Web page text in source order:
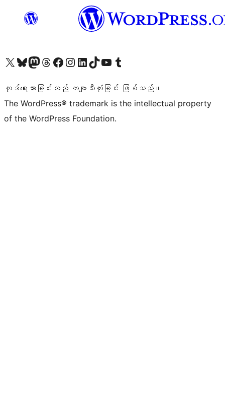
ကျွန်ုပ်တို့၏ X (ယခင် Twitter) အကောင့်သို့ သွားရောက်ကြည့်ရှုပါကျွန်ုပ်တို့၏ Bluesky အကောင့်သို့ ဝင်ရောက်ကြည့်ရှုရန်
ကျွန်ုပ်တို့၏ Mastodon အကောင့်သို့ သွားရောက်ကြည့်ရှုပါကျွန်ုပ်တို့၏ Threads အကောင့်သို့ ဝင်ရောက်ကြည့်ရှုရန်
ကျွန်ုပ်တို့၏ Facebook စာမျက်နှာသို့ သွားရောက်ကြည့်ရှုပါကျွန်ုပ်တို့၏ Instagram အကောင့်သို့ သွားရောက်ကြည့်ရှုပါ ကျွန်ုပ်တို့၏ LinkedIn အကောင့်သို့ သွားရောက်ကြည့်ရှုပါကျွန်ုပ်တို့၏ TikTok အကောင့်သို့ ဝင်ရောက်ကြည့်ရှုရန်
ကျွန်ုပ်တို့၏ YouTube ချန်နယ်သို့ သွားရောက်ကြည့်ရှုပါ ကျွန်ုပ်တို့၏ Tumblr အကောင့်သို့ ဝင်ရောက်ကြည့်ရှုရန်
ကုဒ်ရေးသားခြင်းသည် ကဗျာသီကုံးခြင်း ဖြစ်သည်။
The WordPress® trademark is the intellectual property
of the WordPress Foundation.